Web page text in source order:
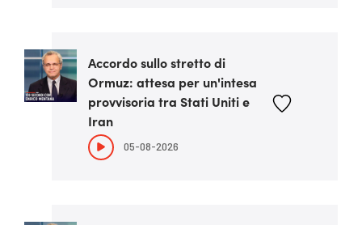
Accordo sullo stretto di
Ormuz: attesa per un'intesa
provvisoria tra Stati Uniti e
Iran
05-08-2026